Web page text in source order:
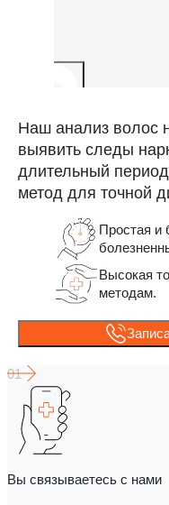
Наш анализ волос
выявить следы
длительный
метод для точной
Простая и
Высокая
методам.
Вы связываетесь с нами